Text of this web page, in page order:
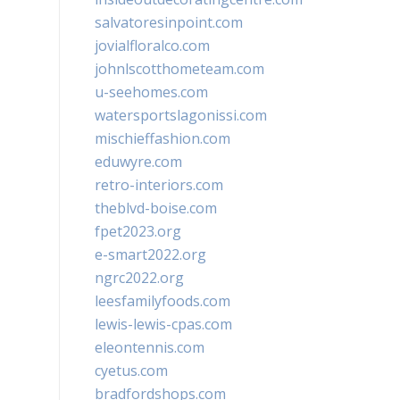
salvatoresinpoint.com
jovialfloralco.com
johnlscotthometeam.com
u-seehomes.com
watersportslagonissi.com
mischieffashion.com
eduwyre.com
retro-interiors.com
theblvd-boise.com
fpet2023.org
e-smart2022.org
ngrc2022.org
leesfamilyfoods.com
lewis-lewis-cpas.com
eleontennis.com
cyetus.com
bradfordshops.com